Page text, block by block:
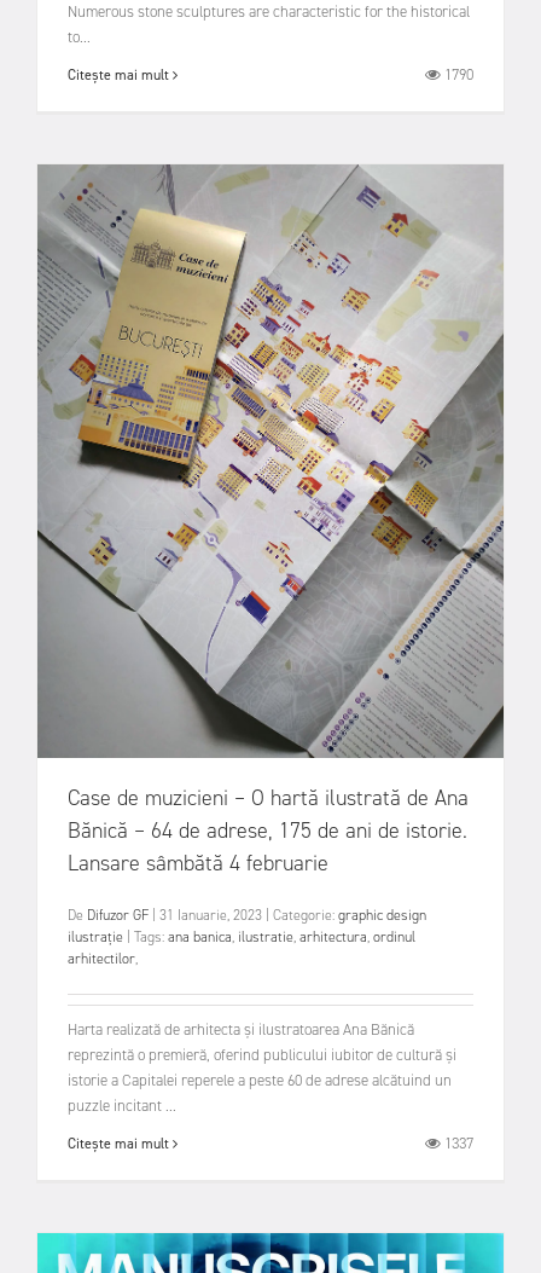
Numerous stone sculptures are characteristic for the historical
to...
Citește mai mult 1790
Case de muzicieni – O hartă ilustrată de Ana
Bănică – 64 de adrese, 175 de ani de istorie.
Lansare sâmbătă 4 februarie
De Difuzor GF 31 Ianuarie, 2023 Categorie:graphic design
ilustrație
Tags:ana banica, ilustratie,arhitectura,ordinul
arhitectilor,
Harta realizată de arhitecta și ilustratoarea Ana Bănică
reprezintă o premieră, oferind publicului iubitor de cultură și
istorie a Capitalei reperele a peste 60 de adrese alcătuind un
puzzle incitant ...
Citește mai mult 1337